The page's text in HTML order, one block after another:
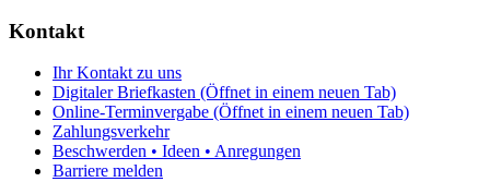
Kontakt
Ihr Kontakt zu uns
Digitaler Briefkasten (Öffnet in einem neuen Tab)
Online-Terminvergabe (Öffnet in einem neuen Tab)
Zahlungsverkehr
Beschwerden • Ideen • Anregungen
Barriere melden